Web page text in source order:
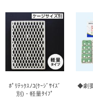
ﾎﾟﾘﾃｯｸｽﾉｺ(ｹｰｼﾞｻｲｽﾞ
別)・軽量ﾀｲﾌﾟ
◆劇